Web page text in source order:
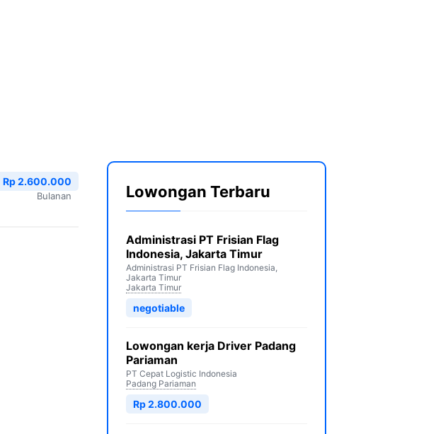
Rp 2.600.000
Bulanan Lowongan Terbaru
Administrasi PT Frisian Flag
Indonesia, Jakarta Timur
Administrasi PT Frisian Flag Indonesia,
Jakarta Timur
Jakarta Timur
negotiable
Lowongan kerja Driver Padang
Pariaman
PT Cepat Logistic Indonesia
Padang Pariaman
Rp 2.800.000